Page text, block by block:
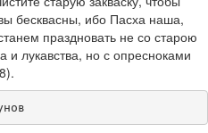
бесквасны, ибо Пасха наша,
праздновать не со старою
и лукавства, но с опресноками